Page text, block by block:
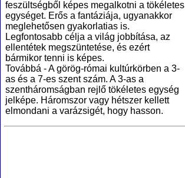
feszültségből képes megalkotni a tökéletes
egységet. Erős a fantáziája, ugyanakkor
meglehetősen gyakorlatias is.
Legfontosabb célja a világ jobbítása, az
ellentétek megszüntetése, és ezért
bármikor tenni is képes.
Továbbá - A görög-római kultúrkörben a 3-
as és a 7-es szent szám. A 3-as a
szentháromságban rejlő tökéletes egység
jelképe. Háromszor vagy hétszer kellett
elmondani a varázsigét, hogy hasson.